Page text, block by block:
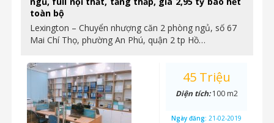
toàn bộ
Lexington – Chuyển nhượng căn 2 phòng ngủ, số 67
Mai Chí Thọ, phường An Phú, quận 2 tp Hồ…
45 Triệu
Diện tích:100 m2
Ngày đăng: 21-02-2019